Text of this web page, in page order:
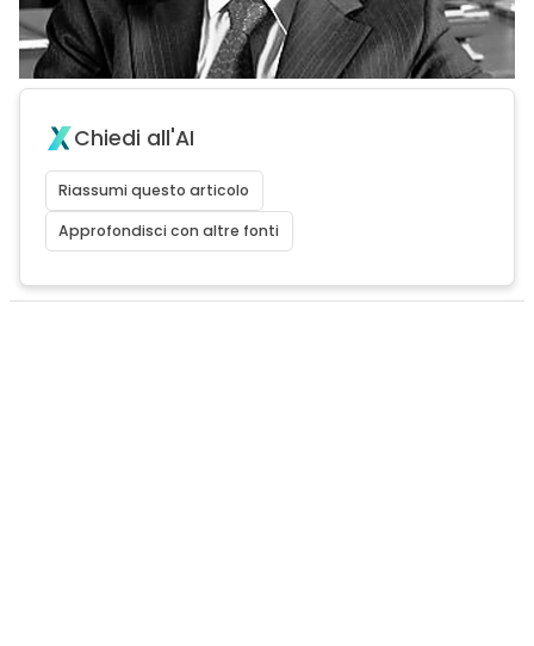
Chiedi all'AI
Riassumi questo articolo
Approfondisci con altre fonti